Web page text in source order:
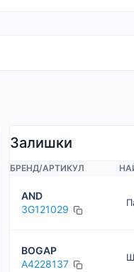
Залишки
БРЕНД/АРТИКУЛ
AND
3G121029
BOGAP
A4228137